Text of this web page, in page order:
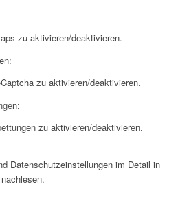
zu aktivieren/deaktivieren.
zu aktivieren/deaktivieren.
zu aktivieren/deaktivieren.
Datenschutzeinstellungen im Detail in